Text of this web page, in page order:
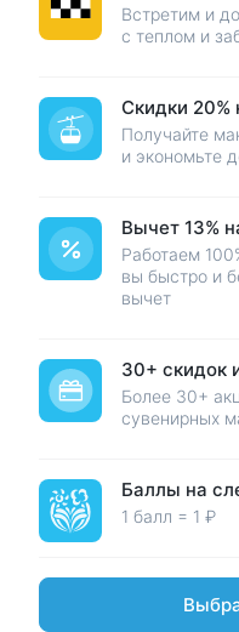
Акции и
Карта гостя
Путеводители по
Гид по Кисловодску
Встретим и
с теплом и
Скидки 20%
Получайте
и экономьте
Вычет 13%
Работаем
вы быстро и
вычет
30+ скидок
Более 30+
сувенирных
Баллы на
1 балл = 1 ₽